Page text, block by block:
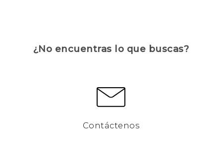
¿No encuentras lo que buscas?
Contáctenos